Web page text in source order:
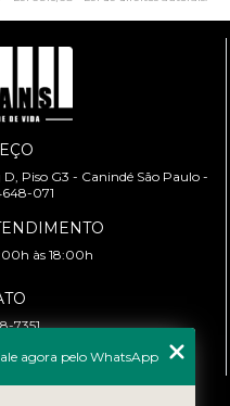
Piso G3 - Canindé São Paulo -
071
às 18:00h
7351
agora pelo WhatsApp